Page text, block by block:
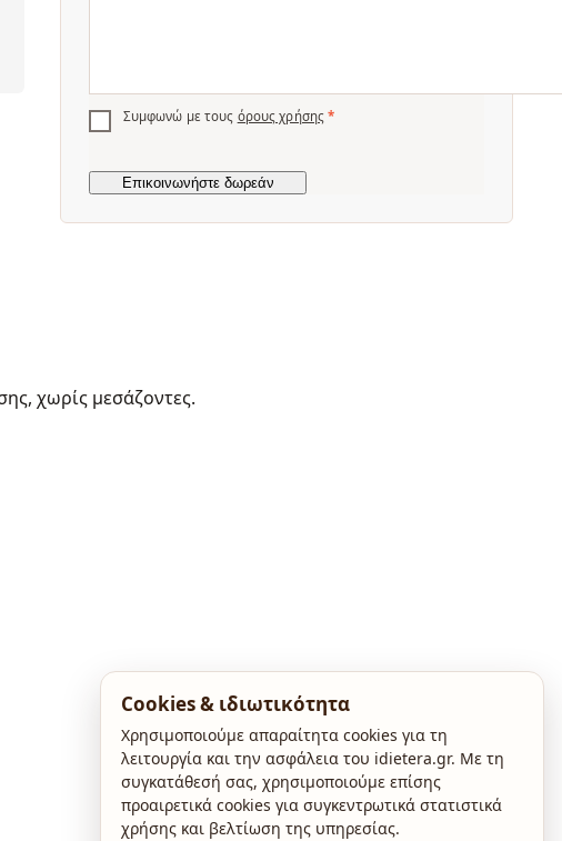
Συμφωνώ με τους όρους χρήσης *
χωρίς μεσάζοντες.
Cookies & ιδιωτικότητα
Χρησιμοποιούμε απαραίτητα cookies για τη
λειτουργία και την ασφάλεια του idietera.gr. Με τη
συγκατάθεσή σας, χρησιμοποιούμε επίσης
προαιρετικά cookies για συγκεντρωτικά στατιστικά
χρήσης και βελτίωση της υπηρεσίας.